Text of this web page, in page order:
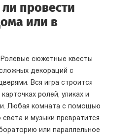
провести
или в
сюжетные квесты
декораций с
Вся игра строится
ролей, уликах и
Любая комната с помощью
света и музыки превратится
или параллельное